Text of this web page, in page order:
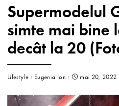
Supermodelul
simte mai bine
decât la 20
Lifestyle Eugenia Ion mai 20, 2022